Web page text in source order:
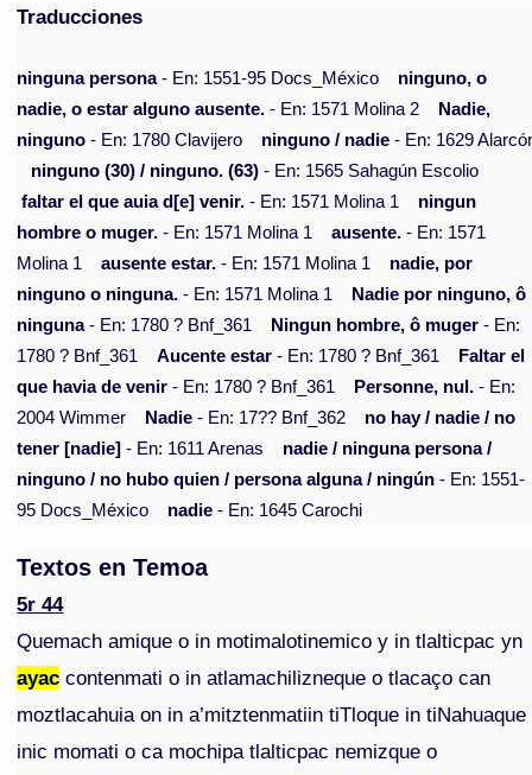
Traducciones
ninguna persona- En: 1551-95 Docs_México
ninguno, o
nadie, o estar alguno ausente. - En: 1571 Molina 2
Nadie,
ninguno - En: 1780 Clavijero ninguno / nadie - En: 1629
ninguno (30) / ninguno. (63) - En: 1565 Sahagún Escolio
faltar el que auia d[e] venir. - En: 1571 Molina 1
ningun
hombre o muger. - En: 1571 Molina 1 ausente. - En: 1571
Molina 1
ausente estar. - En: 1571 Molina 1
nadie, por
ninguno o ninguna. - En: 1571 Molina 1
Nadie por ninguno, ô
ninguna- En: 1780 ? Bnf_361 Ningun hombre, ô muger - En:
1780 ? Bnf_361
Aucente estar - En: 1780 ? Bnf_361
Faltar el
que havia de venir - En: 1780 ? Bnf_361 Personne, nul. - En:
2004 Wimmer
Nadie - En: 17?? Bnf_362
no hay / nadie / no
tener [nadie] - En: 1611 Arenas
nadie / ninguna persona /
ninguno / no hubo quien / persona alguna / ningún - En: 1551-
95 Docs_México
nadie - En: 1645 Carochi
Textos en Temoa
5r 44
Quemach amique o in motimalotinemico y in tlalticpac yn
ayac contenmati o in atlamachilizneque o tlacaço can
moztlacahuia on in a’mitztenmatiin tiTloque in tiNahuaque
inic momati o ca mochipa tlalticpac nemizque o